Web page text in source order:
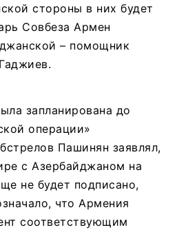
стороны в них будет
Совбеза Армен
– помощник
запланирована до
операции»
Пашинян заявлял,
с Азербайджаном на
не будет подписано,
что Армения
соответствующим